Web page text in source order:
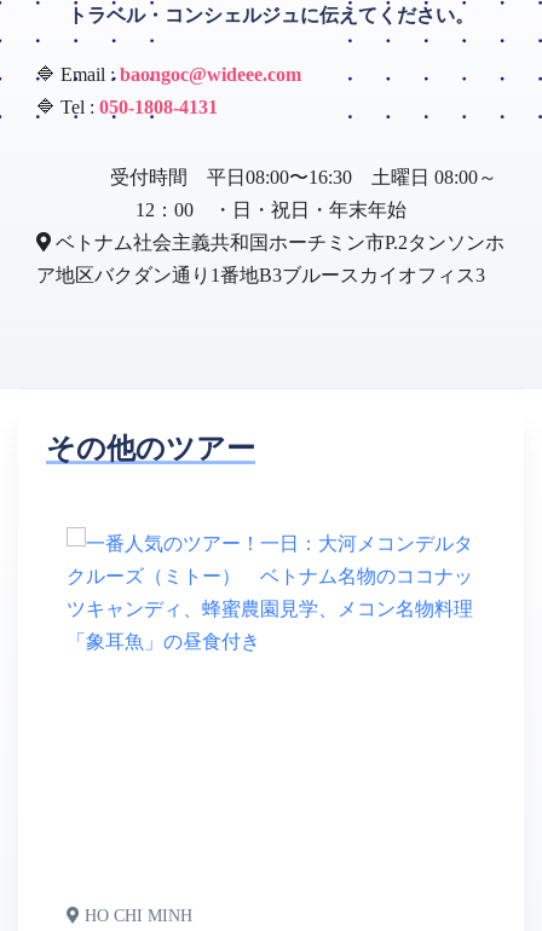
トラベル・コンシェルジュに伝えてください。
🔷 Email :baongoc@wideee.com
🔷 Tel : 050-1808-4131
受付時間 平日08:00〜16:30 土曜日 08:00～
12：00 ・日・祝日・年末年始
ベトナム社会主義共和国ホーチミン市P.2タンソンホ
ア地区バクダン通り1番地B3ブルースカイオフィス3
その他のツアー
HO CHI MINH